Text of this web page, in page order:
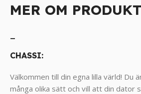
MER OM
CHASSI:
Välkommen till din egna lilla värld! Du
många olika sätt och vill att din dator